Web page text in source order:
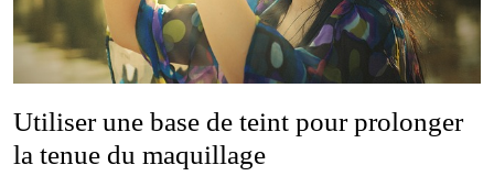
Utiliser une base de teint pour prolonger
la tenue du maquillage